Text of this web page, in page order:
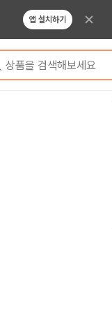
앱 설치하기
상품을 검색해보세요